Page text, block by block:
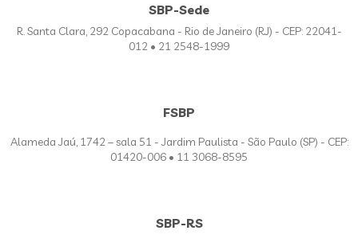
SBP-Sede
R. Santa Clara, 292 Copacabana - Rio de Janeiro (RJ) - CEP: 22041-
012 • 21 2548-1999
FSBP
Alameda Jaú, 1742 – sala 51 - Jardim Paulista - São Paulo (SP) - CEP:
01420-006 • 11 3068-8595
SBP-RS